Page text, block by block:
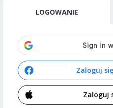
LOGOWANIE
Zaloguj
Zaloguj